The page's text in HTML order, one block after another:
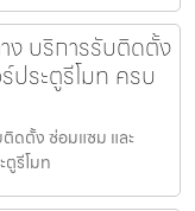
ง บริการรับติดตั้ง
ประตูรีโมท ครบ
ดตั้ง ซ่อมแซม และ
ตูรีโมท